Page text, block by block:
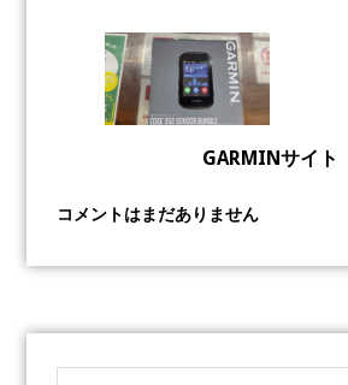
GARMINサイト
コメントはまだありません